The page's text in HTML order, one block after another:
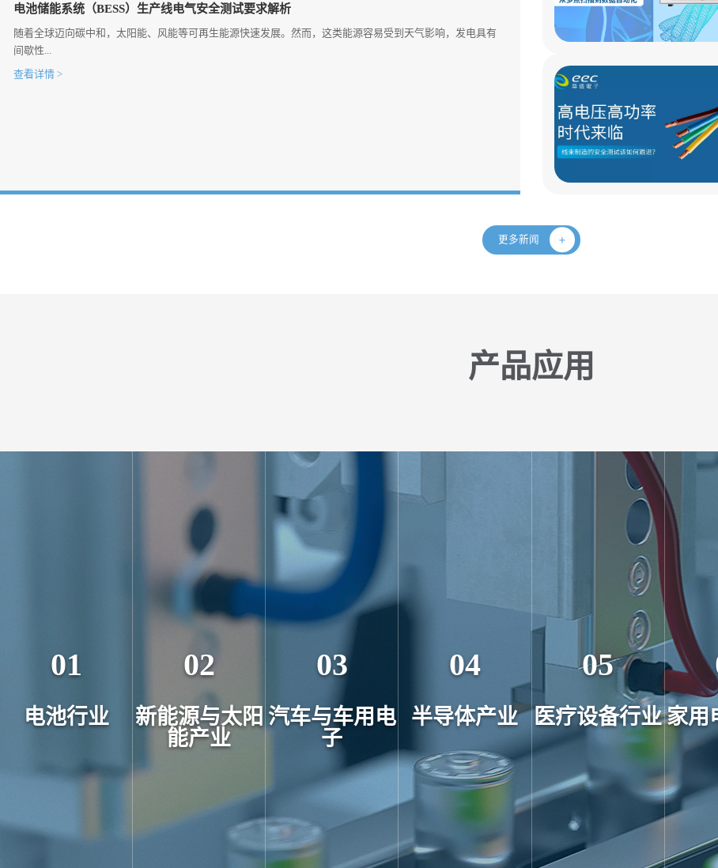
电池储能系统（BESS）生产线电气安全测试要求解析
随着全球迈向碳中和，太阳能、风能等可再生能源快速发展。然而，这类能源容易受到天气影响，发电具有
间歇性...
查看详情 >
更多新闻
产品应用
01
电池行业
02
新能源与太阳
能产业
03
汽车与车用电
子
04
半导体产业
05
医疗设备行业 家用